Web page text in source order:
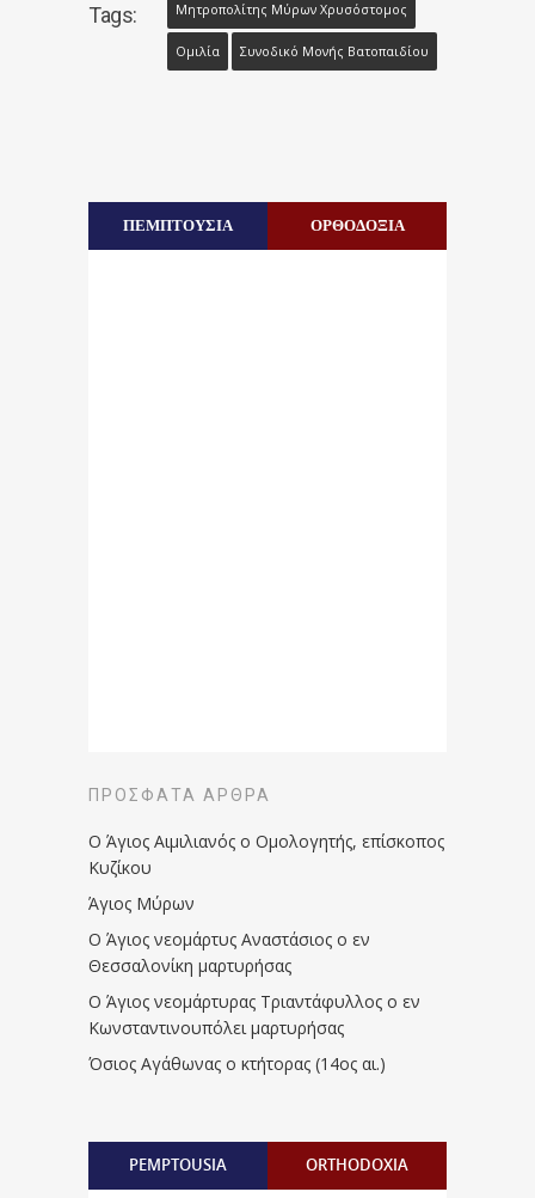
Tags: Μητροπολίτης Μύρων Χρυσόστομος
Ομιλία Συνοδικό Μονής Βατοπαιδίου
ΠΕΜΠΤΟΥΣΙΑ ΟΡΘΟΔΟΞΙΑ
ΠΡΌΣΦΑΤΑ ΆΡΘΡΑ
Ο Άγιος Αιμιλιανός ο Ομολογητής, επίσκοπος
Κυζίκου
Άγιος Μύρων
Ο Άγιος νεομάρτυς Αναστάσιος ο εν
Θεσσαλονίκη μαρτυρήσας
Ο Άγιος νεομάρτυρας Τριαντάφυλλος ο εν
Κωνσταντινουπόλει μαρτυρήσας
Όσιος Αγάθωνας ο κτήτορας (14ος αι.)
PEMPTOUSIA ORTHODOXIA